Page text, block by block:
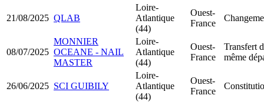
21/08/2025 QLAB
Loire-
Atlantique
(44)
Ouest-
France
08/07/2025
MONNIER
OCEANE - NAIL
MASTER
Loire-
Atlantique
(44)
Ouest-
France
Transfert
même
26/06/2025 SCI GUIBILY
Loire-
Atlantique
(44)
Ouest-
France